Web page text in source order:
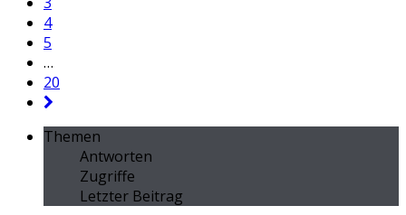
4
5
…
20
Themen
Antworten
Zugriffe
Letzter Beitrag